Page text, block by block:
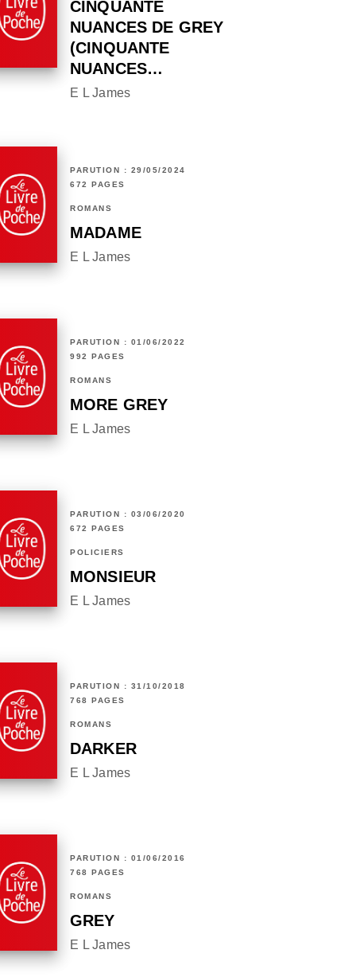
CINQUANTE
NUANCES DE GREY
(CINQUANTE
NUANCES…
E L James
PARUTION : 29/05/2024
672 PAGES
ROMANS
MADAME
E L James
PARUTION : 01/06/2022
992 PAGES
ROMANS
MORE GREY
E L James
PARUTION : 03/06/2020
672 PAGES
POLICIERS
MONSIEUR
E L James
PARUTION : 31/10/2018
768 PAGES
ROMANS
DARKER
E L James
PARUTION : 01/06/2016
768 PAGES
ROMANS
GREY
E L James